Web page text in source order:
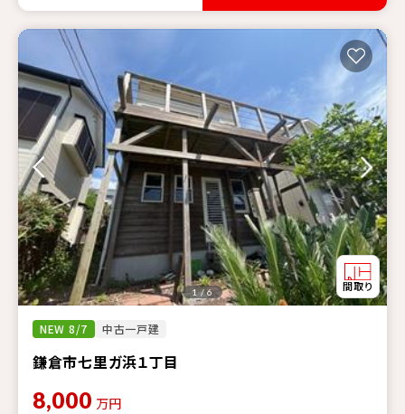
NEW 8/7 中古一戸建
鎌倉市七里ガ浜１丁目
1 / 6
8,000 万円